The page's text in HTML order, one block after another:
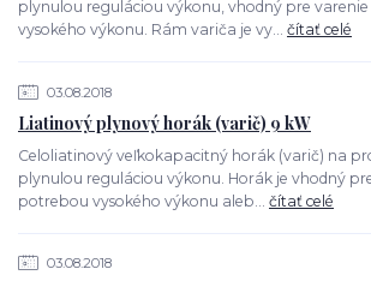
plynulou reguláciou výkonu, vhodný pre
vysokého výkonu. Rám variča je vy... čítať celé
03.08.2018
Liatinový plynový horák (varič) 9 kW
Celoliatinový veľkokapacitný horák (varič) na
plynulou reguláciou výkonu. Horák je vhodný
potrebou vysokého výkonu aleb... čítať celé
03.08.2018